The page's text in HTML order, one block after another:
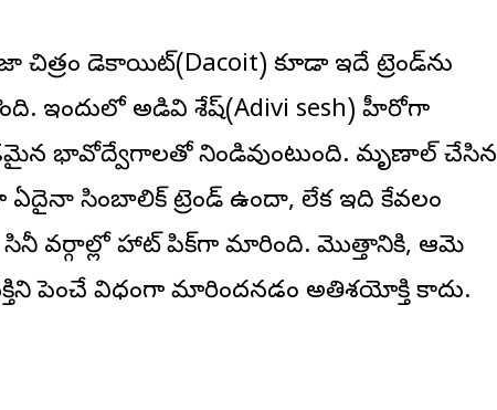
చిత్రం డెకాయిట్(Dacoit) కూడా ఇదే ట్రెండ్‌ను
ఇందులో అడివి శేష్(Adivi sesh) హీరోగా
భావోద్వేగాలతో నిండివుంటుంది. మృణాల్ చేసిన
సింబాలిక్ ట్రెండ్ ఉందా, లేక ఇది కేవలం
వర్గాల్లో హాట్ టాపిక్‌గా మారింది. మొత్తానికి, ఆమె
పెంచే విధంగా మారిందనడం అతిశయోక్తి కాదు.